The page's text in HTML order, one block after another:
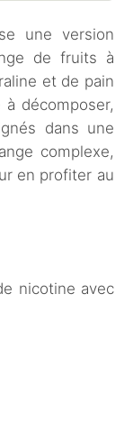
une version
de fruits à
et de pain
décomposer,
dans une
complexe,
en profiter au
nicotine avec